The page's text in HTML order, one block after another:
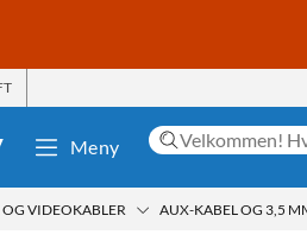
Meny
OG VIDEOKABLER AUX-KABEL OG 3,5